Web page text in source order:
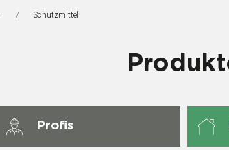
Aktuelle Seite:
Schutzmittel
Profis